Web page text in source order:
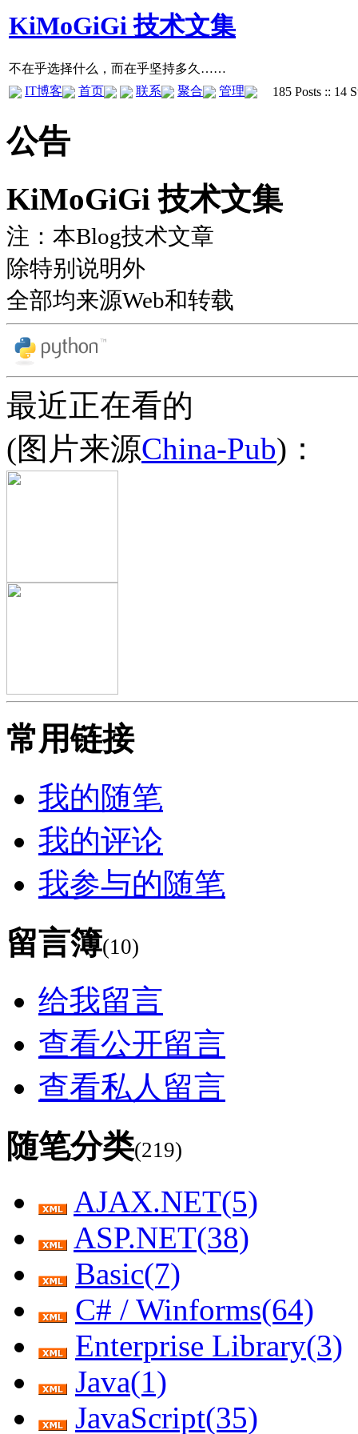
KiMoGiGi 技术文集
不在乎选择什么，而在乎坚持多久……
IT博客
首页 联系 聚合 管理 185 Posts :: 14
公告
KiMoGiGi 技术文集
注：本Blog技术文章
除特别说明外
全部均来源Web和转载
最近正在看的
(图片来源China-Pub)：
常用链接
我的随笔
我的评论
我参与的随笔
留言簿(10)
给我留言
查看公开留言
查看私人留言
随笔分类(219)
AJAX.NET(5)
ASP.NET(38)
Basic(7)
C# / Winforms(64)
Enterprise Library(3)
Java(1)
JavaScript(35)